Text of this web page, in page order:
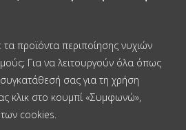
προϊόντα περιποίησης νυχιών
Για να λειτουργούν όλα όπως
σας για τη χρήση
κλικ στο κουμπί «Συμφωνώ»,
cookies.